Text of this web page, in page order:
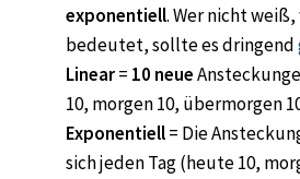
exponentiell. Wer nicht
bedeutet, sollte es dringend
Linear= 10 neue
10, morgen 10, übermorgen
Exponentiell= Die
sich jeden Tag (heute 10,